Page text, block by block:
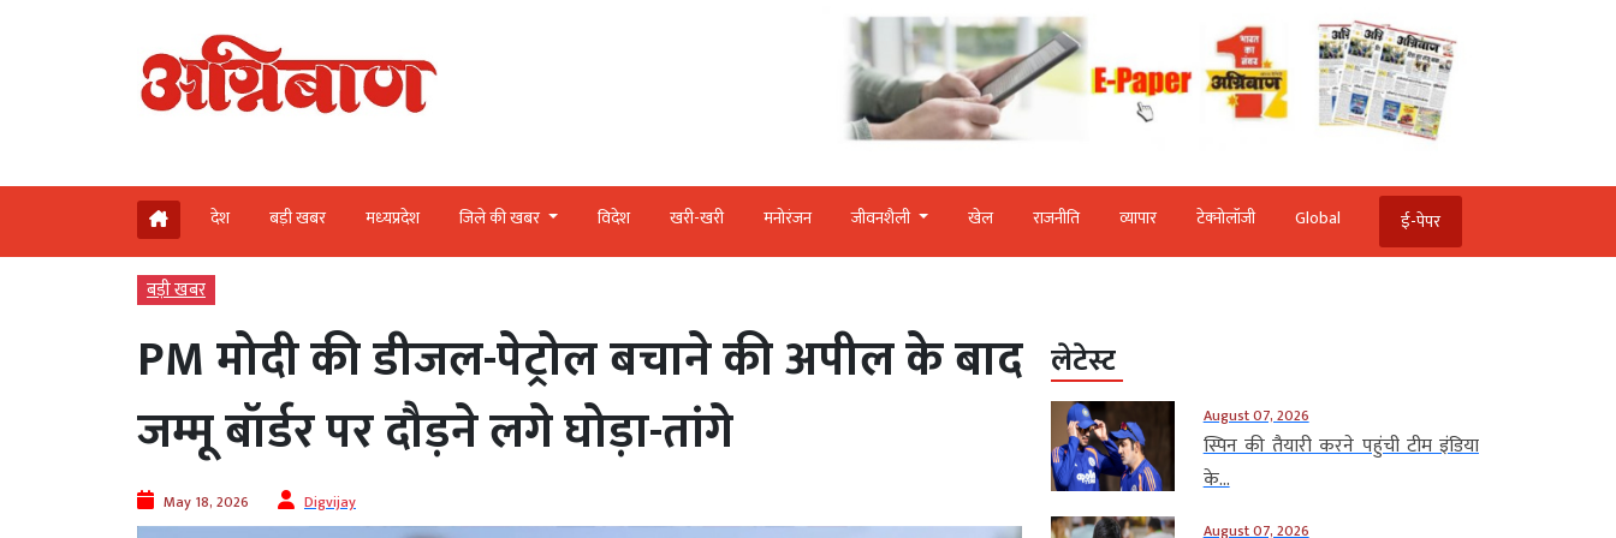
देश बड़ी खबर मध्‍यप्रदेश जिले की खबर विदेश खरी-खरी मनोरंजन जीवनशैली खेल राजनीति व्‍यापार टेक्‍नोलॉजी Global ई-पेपर
बड़ी खबर
PM मोदी की डीजल-पेट्रोल बचाने की अपील के बाद
जम्मू बॉर्डर पर दौड़ने लगे घोड़ा-तांगे
May 18, 2026 Digvijay
लेटेस्ट
August 07, 2026
स्पिन की तैयारी करने पहुंची टीम इंडिया
के...
August 07, 2026